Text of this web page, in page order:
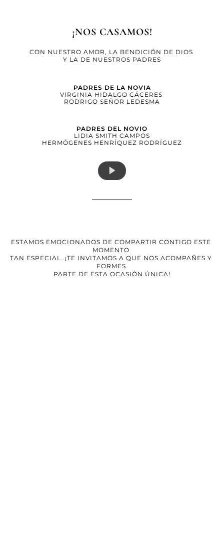
¡NOS CASAMOS!
CON NUESTRO AMOR, LA BENDICIÓN DE DIOS
Y LA DE NUESTROS PADRES
PADRES DE LA NOVIA
VIRGINIA HIDALGO CÁCERES
RODRIGO SEÑOR LEDESMA
PADRES DEL NOVIO
LIDIA SMITH CAMPOS
HERMÓGENES HENRÍQUEZ RODRÍGUEZ
ESTAMOS EMOCIONADOS DE COMPARTIR CONTIGO ESTE
MOMENTO
TAN ESPECIAL. ¡TE INVITAMOS A QUE NOS ACOMPAÑES Y
FORMES
PARTE DE ESTA OCASIÓN ÚNICA!